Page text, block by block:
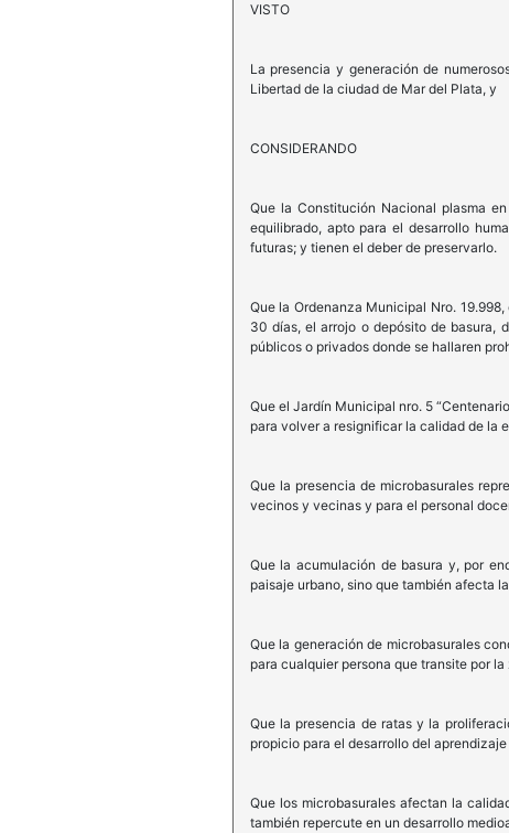
VISTO
La presencia y generación de
Libertad de la ciudad de Mar del Plata, y
CONSIDERANDO
Que la Constitución Nacional plasma
equilibrado, apto para el desarrollo
futuras; y tienen el deber de preservarlo.
Que la Ordenanza Municipal Nro.
30 días, el arrojo o depósito de basura,
públicos o privados donde se hallaren
Que el Jardín Municipal nro. 5
para volver a resignificar la calidad de la
Que la presencia de microbasurales
vecinos y vecinas y para el personal
Que la acumulación de basura y, por
paisaje urbano, sino que también afecta
Que la generación de microbasurales
para cualquier persona que transite por
Que la presencia de ratas y la
propicio para el desarrollo del
Que los microbasurales afectan la
también repercute en un desarrollo